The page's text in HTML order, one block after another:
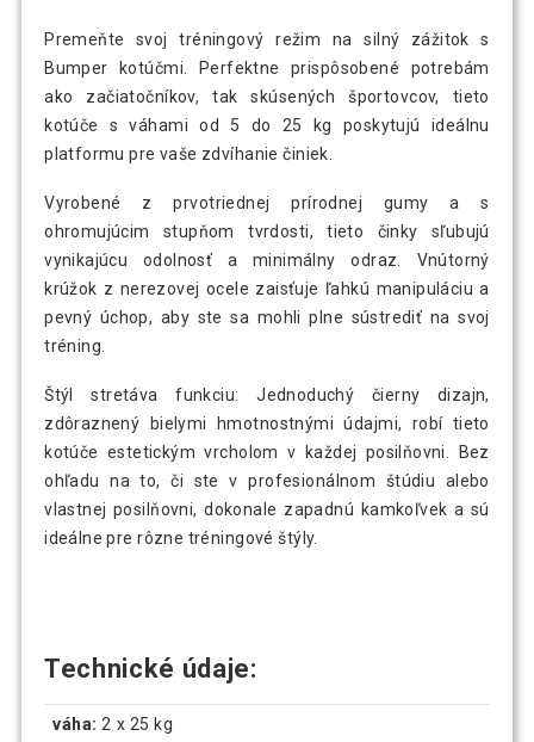
Premeňte svoj tréningový režim na silný zážitok s
Bumper kotúčmi. Perfektne prispôsobené potrebám
ako začiatočníkov, tak skúsených športovcov, tieto
kotúče s váhami od 5 do 25 kg poskytujú ideálnu
platformu pre vaše zdvíhanie činiek.
Vyrobené z prvotriednej prírodnej gumy a s
ohromujúcim stupňom tvrdosti, tieto činky sľubujú
vynikajúcu odolnosť a minimálny odraz. Vnútorný
krúžok z nerezovej ocele zaisťuje ľahkú manipuláciu a
pevný úchop, aby ste sa mohli plne sústrediť na svoj
tréning.
Štýl stretáva funkciu: Jednoduchý čierny dizajn,
zdôraznený bielymi hmotnostnými údajmi, robí tieto
kotúče estetickým vrcholom v každej posilňovni. Bez
ohľadu na to, či ste v profesionálnom štúdiu alebo
vlastnej posilňovni, dokonale zapadnú kamkoľvek a sú
ideálne pre rôzne tréningové štýly.
Technické údaje:
váha: 2 x 25 kg